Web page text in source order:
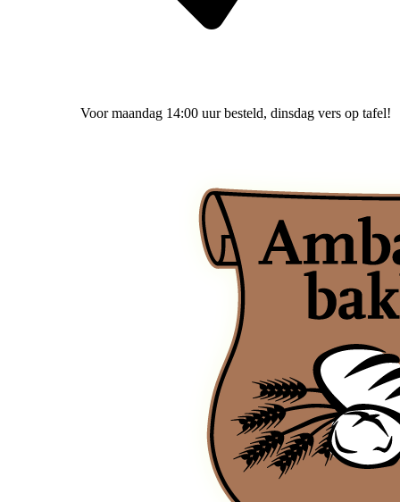
Voor maandag 14:00 uur besteld, dinsdag vers op tafel!